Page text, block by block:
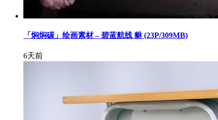
「焖焖碳」绘画素材 – 碧蓝航线 貅 (23P/309MB)
6天前